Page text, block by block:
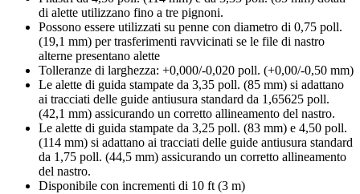
di alette utilizzano fino a tre pignoni.
Possono essere utilizzati su penne con diametro di 0,75 poll.
(19,1 mm) per trasferimenti ravvicinati se le file di nastro
alterne presentano alette
Tolleranze di larghezza: +0,000/-0,020 poll. (+0,00/-0,50 mm)
Le alette di guida stampate da 3,35 poll. (85 mm) si adattano
ai tracciati delle guide antiusura standard da 1,65625 poll.
(42,1 mm) assicurando un corretto allineamento del nastro.
Le alette di guida stampate da 3,25 poll. (83 mm) e 4,50 poll.
(114 mm) si adattano ai tracciati delle guide antiusura standard
da 1,75 poll. (44,5 mm) assicurando un corretto allineamento
del nastro.
Disponibile con incrementi di 10 ft (3 m)